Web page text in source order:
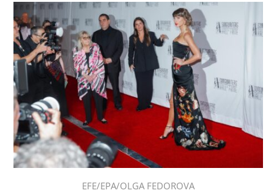
EFE/EPA/OLGA FEDOROVA